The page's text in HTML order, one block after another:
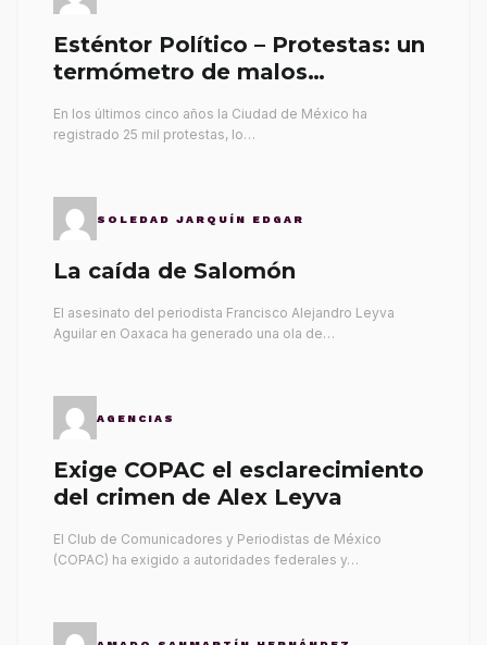
Esténtor Político – Protestas: un
termómetro de malos
En los últimos cinco años la Ciudad de México ha
registrado 25 mil protestas, lo…
SOLEDAD JARQUÍN EDGAR
La caída de Salomón
El asesinato del periodista Francisco Alejandro Leyva
Aguilar en Oaxaca ha generado una ola de…
AGENCIAS
Exige COPAC el esclarecimiento
del crimen de Alex Leyva
El Club de Comunicadores y Periodistas de México
(COPAC) ha exigido a autoridades federales y…